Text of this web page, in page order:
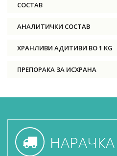
СОСТАВ
АНАЛИТИЧКИ СОСТАВ
ХРАНЛИВИ АДИТИВИ ВО 1 KG
ПРЕПОРАКА ЗА ИСХРАНА
НАРАЧКА